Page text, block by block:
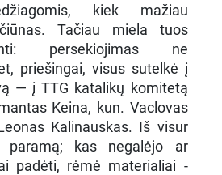
kiek mažiau
Tačiau miela tuos
persekiojimas ne
priešingai, visus sutelkė į
— į TTG katalikų komitetą
Keina, kun. Vaclovas
Kalinauskas. Iš visur
paramą; kas negalėjo ar
padėti, rėmė materialiai -